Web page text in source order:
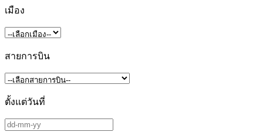
เมือง
สายการบิน
ตั้งแต่วันที่